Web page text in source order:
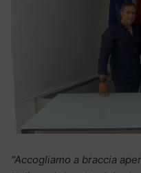
“Accogliamo a braccia